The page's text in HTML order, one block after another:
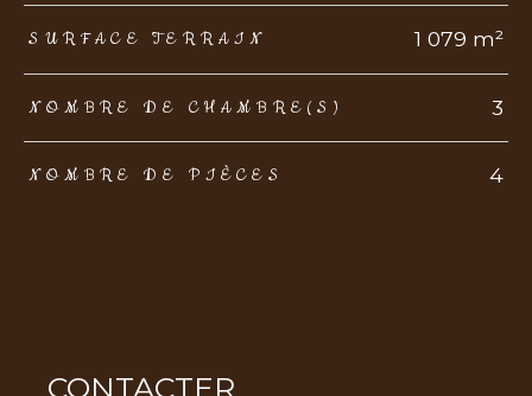
SURFACE TERRAIN 1 079 m²
NOMBRE DE CHAMBRE(S) 3
NOMBRE DE PIÈCES 4
CONTACTER